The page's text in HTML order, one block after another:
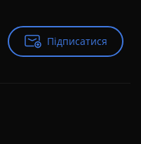
Підписатися
Підписатися